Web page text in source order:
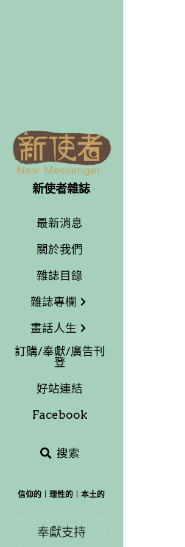
新使者雜誌
最新消息
關於我們
雜誌目錄
雜誌專欄
畫話人生
訂購/奉獻/廣告刊
登
好站連結
Facebook
搜索
購物車(
信仰的︱理性的︱本土的
奉獻支持